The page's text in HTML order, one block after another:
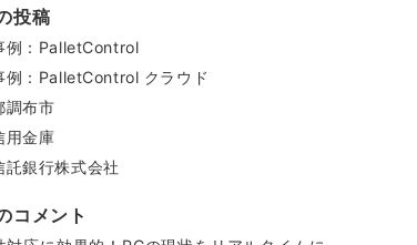
投稿
例：PalletControl
例：PalletControl クラウド
調布市
用金庫
託銀行株式会社
コメント